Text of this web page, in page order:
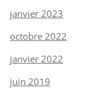
janvier 2023
octobre 2022
janvier 2022
juin 2019